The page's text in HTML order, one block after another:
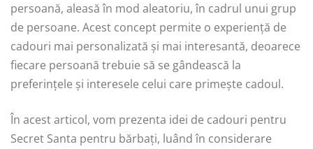
persoană, aleasă în mod aleatoriu, în cadrul unui grup
de persoane. Acest concept permite o experiență de
cadouri mai personalizată și mai interesantă, deoarece
fiecare persoană trebuie să se gândească la
preferințele și interesele celui care primește cadoul.
În acest articol, vom prezenta idei de cadouri pentru
Secret Santa pentru bărbați, luând în considerare